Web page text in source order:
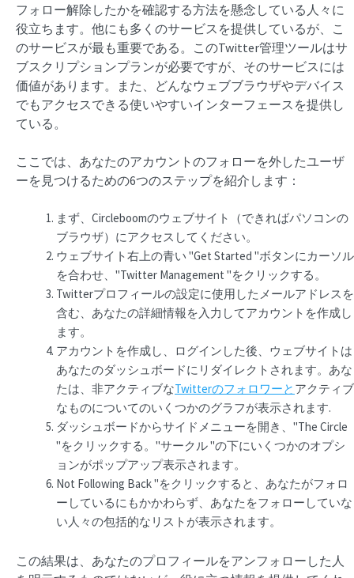
フォロー解除したかを確認する方法を懸念している人々に
役立ちます。他にも多くのサービスを提供しているが、こ
のサービスが最も重要である。このTwitter管理ツールはサ
ブスクリプションプランが必要ですが、そのサービスには
価値があります。また、どんなウェブブラウザやデバイス
でもアクセスできる使いやすいインターフェースを提供し
ている。
ここでは、あなたのアカウントのフォローを外したユーザ
ーを見つけるための6つのステップを紹介します：
まず、Circleboomのウェブサイト（できればパソコンの
ブラウザ）にアクセスしてください。
ウェブサイト右上の青い "Get Started "ボタンにカーソル
を合わせ、"Twitter Management "をクリックする。
Twitterプロフィールの設定に使用したメールアドレスを
含む、あなたの詳細情報を入力してアカウントを作成し
ます。
アカウントを作成し、ログインした後、ウェブサイトは
あなたのダッシュボードにリダイレクトされます。あな
たは、非アクティブなTwitterのフォロワーと アクティブ
なものについてのいくつかのグラフが表示されます.
ダッシュボードからサイドメニューを開き、"The Circle
"をクリックする。"サークル "の下にいくつかのオプシ
ョンがポップアップ表示されます。
Not Following Back "をクリックすると、あなたがフォロ
ーしているにもかかわらず、あなたをフォローしていな
い人々の包括的なリストが表示されます。
この結果は、あなたのプロフィールをアンフォローした人